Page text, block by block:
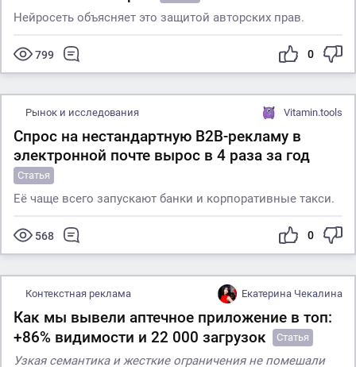
Нейросеть объясняет это защитой авторских прав.
799 0
Рынок и исследования Vitamin.tools
Спрос на нестандартную B2B-рекламу в
электронной почте вырос в 4 раза за год
Статья
Её чаще всего запускают банки и корпоративные такси.
568 0
Контекстная реклама Екатерина Чекалина
Как мы вывели аптечное приложение в топ:
+86% видимости и 22 000 загрузок
Статья
Узкая семантика и жесткие ограничения не помешали